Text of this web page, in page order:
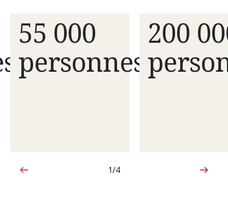
55 000
personnes
200
1sur4
1/4